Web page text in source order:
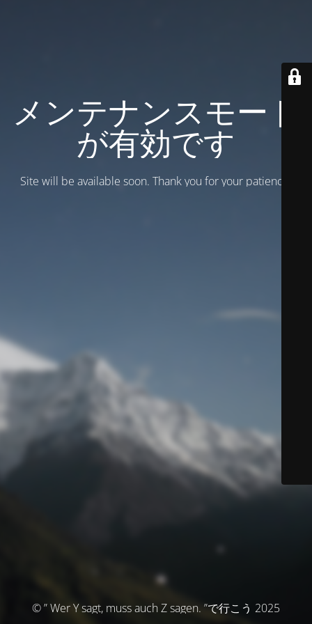
メンテナンスモード
が有効です
Site will be available soon. Thank you for your patience!
© ” Wer Y sagt, muss auch Z sagen. ”で行こう 2025